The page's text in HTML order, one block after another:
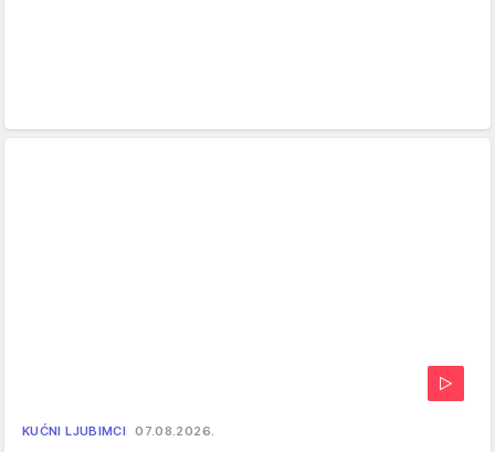
KUĆNI LJUBIMCI 07.08.2026.